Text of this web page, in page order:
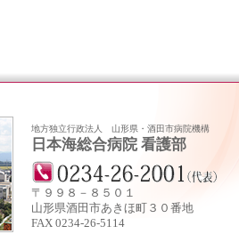
地方独立行政法人 山形県・酒田市病院機構
日本海総合病院 看護部
〒９９８－８５０１
山形県酒田市あきほ町３０番地
FAX 0234‐26‐5114